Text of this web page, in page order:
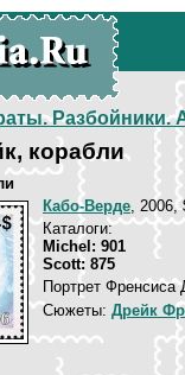
Разбойники.
корабли
Кабо-Верде, 2006,
Каталоги:
Michel: 901
Scott: 875
Портрет Френсиса
Сюжеты: Дрейк